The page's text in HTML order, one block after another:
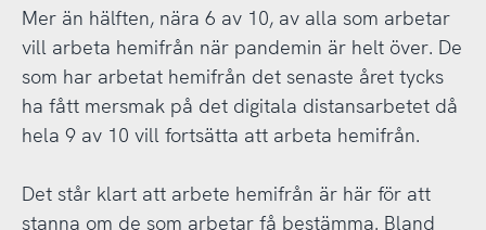
Mer än hälften, nära 6 av 10, av alla som arbetar
vill arbeta hemifrån när pandemin är helt över. De
som har arbetat hemifrån det senaste året tycks
ha fått mersmak på det digitala distansarbetet då
hela 9 av 10 vill fortsätta att arbeta hemifrån.
Det står klart att arbete hemifrån är här för att
stanna om de som arbetar få bestämma. Bland